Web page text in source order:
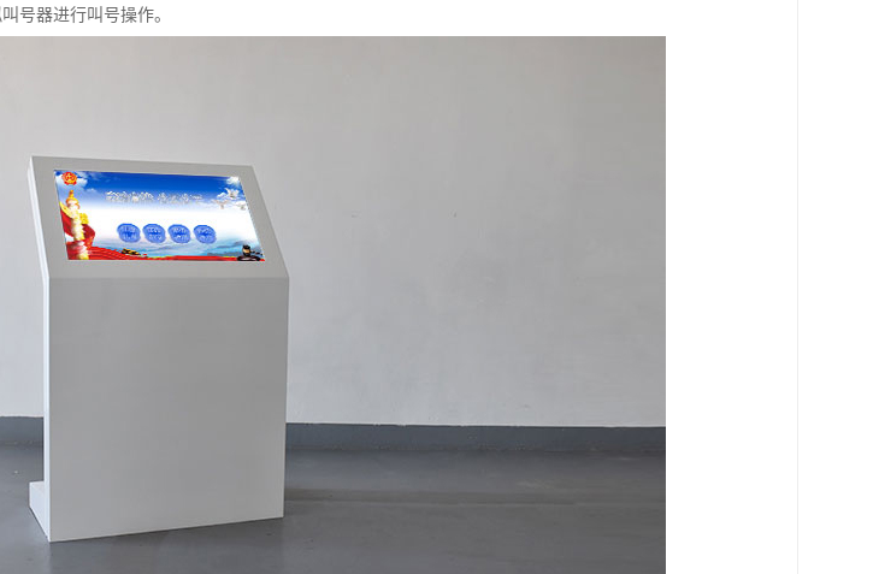
号器进行叫号操作。